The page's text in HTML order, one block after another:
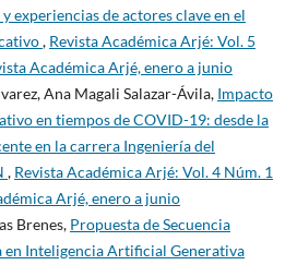
experiencias de actores clave en el
, Revista Académica Arjé: Vol. 5
Académica Arjé, enero a junio
Ana Magali Salazar-Ávila, Impacto
en tiempos de COVID-19: desde la
en la carrera Ingeniería del
, Revista Académica Arjé: Vol. 4 Núm. 1
Arjé, enero a junio
Brenes, Propuesta de Secuencia
en Inteligencia Artificial Generativa